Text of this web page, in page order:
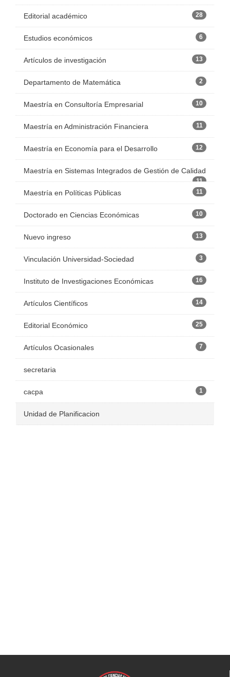
Editorial académico 28
Estudios económicos 6
Artículos de investigación 13
Departamento de Matemática 2
Maestría en Consultoría Empresarial 10
Maestría en Administración Financiera 11
Maestría en Economía para el Desarrollo 12
Maestría en Sistemas Integrados de Gestión de Calidad
11
Maestría en Políticas Públicas 11
Doctorado en Ciencias Económicas 10
Nuevo ingreso 13
Vinculación Universidad-Sociedad 3
Instituto de Investigaciones Económicas 16
Artículos Científicos 14
Editorial Económico 25
Artículos Ocasionales 7
secretaria
cacpa 1
Unidad de Planificacion